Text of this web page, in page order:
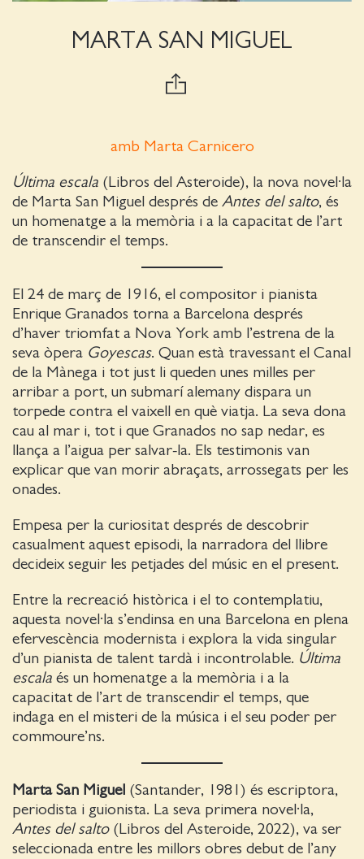
MARTA SAN MIGUEL
amb Marta Carnicero
Última escala (Libros del Asteroide), la nova novel·la
de Marta San Miguel després de Antes del salto, és
un homenatge a la memòria i a la capacitat de l’art
de transcendir el temps.
El 24 de març de 1916, el compositor i pianista
Enrique Granados torna a Barcelona després
d’haver triomfat a Nova York amb l’estrena de la
seva òpera Goyescas. Quan està travessant el Canal
de la Mànega i tot just li queden unes milles per
arribar a port, un submarí alemany dispara un
torpede contra el vaixell en què viatja. La seva dona
cau al mar i, tot i que Granados no sap nedar, es
llança a l’aigua per salvar-la. Els testimonis van
explicar que van morir abraçats, arrossegats per les
onades.
Empesa per la curiositat després de descobrir
casualment aquest episodi, la narradora del llibre
decideix seguir les petjades del músic en el present.
Entre la recreació històrica i el to contemplatiu,
aquesta novel·la s’endinsa en una Barcelona en plena
efervescència modernista i explora la vida singular
d’un pianista de talent tardà i incontrolable. Última
escala és un homenatge a la memòria i a la
capacitat de l’art de transcendir el temps, que
indaga en el misteri de la música i el seu poder per
commoure’ns.
Marta San Miguel (Santander, 1981) és escriptora,
periodista i guionista. La seva primera novel·la,
Antes del salto(Libros del Asteroide, 2022), va ser
seleccionada entre les millors obres debut de l’any